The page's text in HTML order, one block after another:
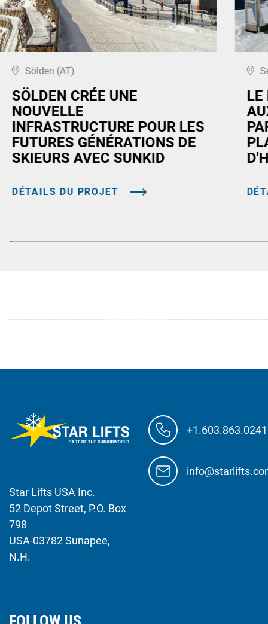
Sölden (AT)
SÖLDEN CRÉE UNE
NOUVELLE
INFRASTRUCTURE POUR LES
FUTURES GÉNÉRATIONS DE
SKIEURS AVEC SUNKID
DÉTAILS DU PROJET
LE
Star Lifts USA Inc.
52 Depot Street, P.O. Box
798
USA-03782 Sunapee,
N.H.
+1.603.863.0241